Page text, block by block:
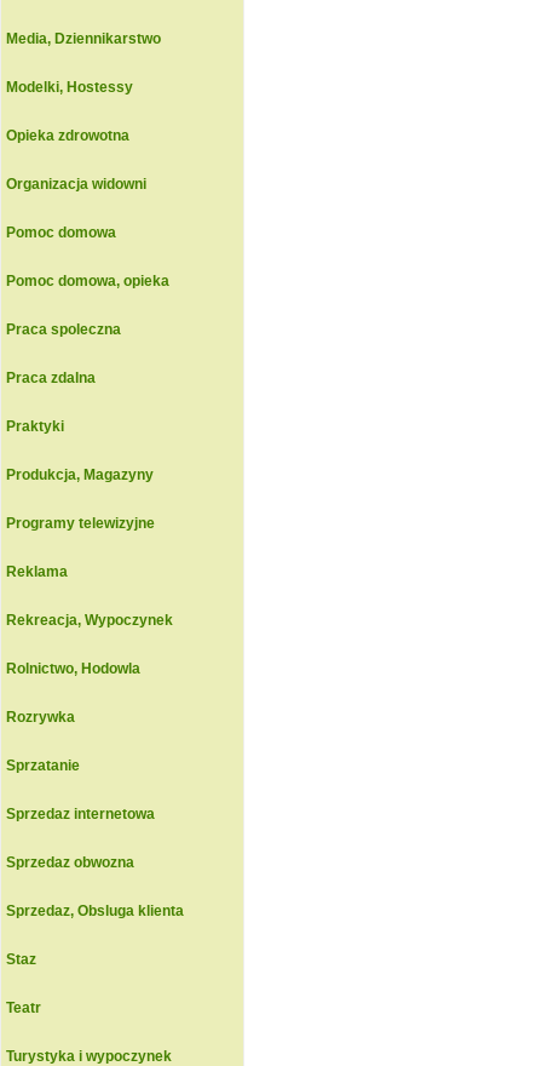
Media, Dziennikarstwo
Modelki, Hostessy
Opieka zdrowotna
Organizacja widowni
Pomoc domowa
Pomoc domowa, opieka
Praca spoleczna
Praca zdalna
Praktyki
Produkcja, Magazyny
Programy telewizyjne
Reklama
Rekreacja, Wypoczynek
Rolnictwo, Hodowla
Rozrywka
Sprzatanie
Sprzedaz internetowa
Sprzedaz obwozna
Sprzedaz, Obsluga klienta
Staz
Teatr
Turystyka i wypoczynek